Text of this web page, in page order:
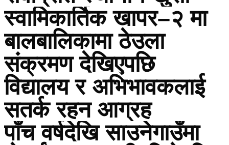
स्वामिकार्तिक खापर–२ मा
बालबालिकामा ठेउला
संक्रमण देखिएपछि
विद्यालय र अभिभावकलाई
सतर्क रहन आग्रह
पाँच वर्षदेखि साउनेगाउँमा